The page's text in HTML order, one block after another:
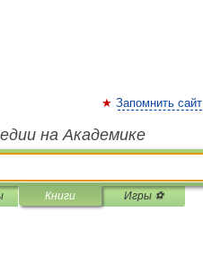
Запомнить сайт
на Академике
Книги Игры ⚽